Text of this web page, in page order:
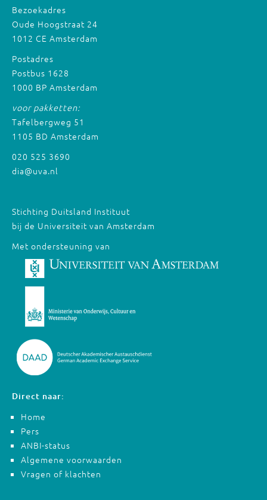
Bezoekadres
Oude Hoogstraat 24
1012 CE Amsterdam
Postadres
Postbus 1628
1000 BP Amsterdam
voor pakketten:
Tafelbergweg 51
1105 BD Amsterdam
020 525 3690
dia@uva.nl
Stichting Duitsland Instituut
bij de Universiteit van Amsterdam
Met ondersteuning van
Direct naar:
Home
Pers
ANBI-status
Algemene voorwaarden
Vragen of klachten